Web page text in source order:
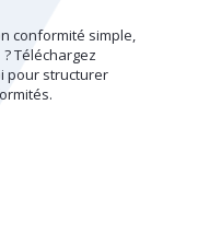
conformité simple,
Téléchargez
pour structurer